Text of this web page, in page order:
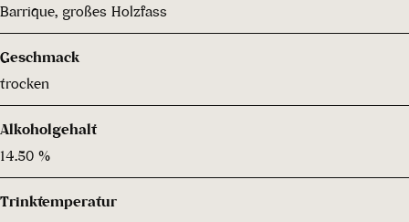
Barrique, großes Holzfass
Geschmack
trocken
Alkoholgehalt
14.50 %
Trinktemperatur